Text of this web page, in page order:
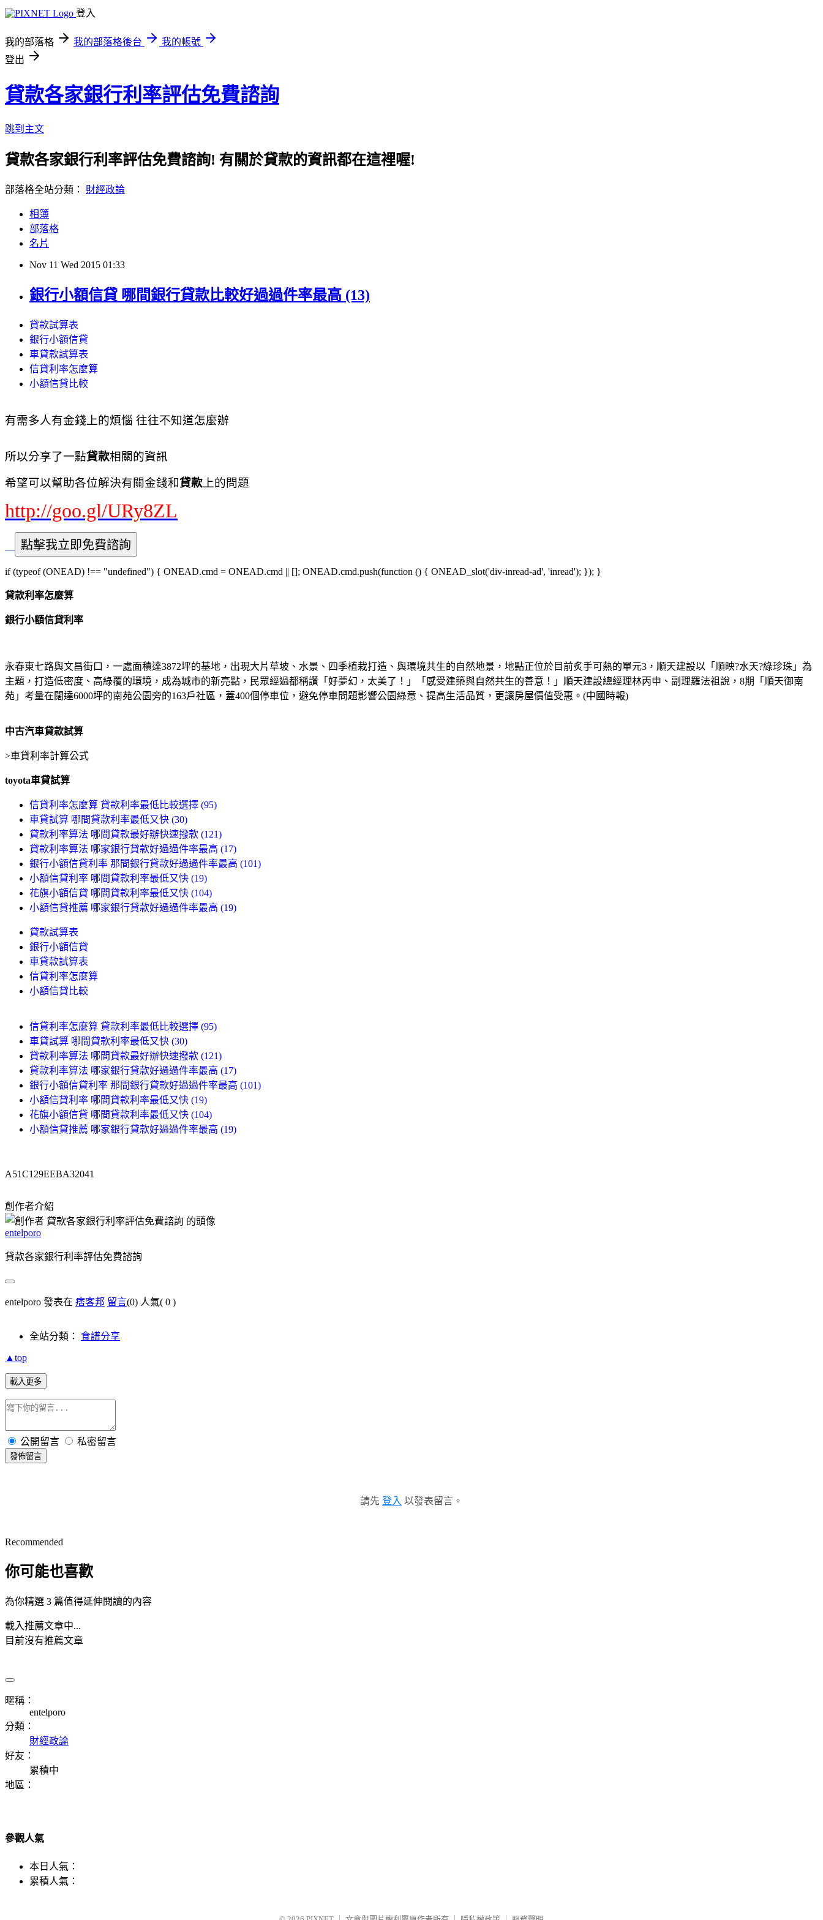
登入
我的部落格 我的部落格後台
我的帳號
登出
貸款各家銀行利率評估免費諮詢
跳到主文
貸款各家銀行利率評估免費諮詢! 有關於貸款的資訊都在這裡喔!
部落格全站分類： 財經政論
相簿
部落格
名片
Nov 11 Wed 2015 01:33
銀行小額信貸 哪間銀行貸款比較好過過件率最高 (13)
貸款試算表
銀行小額信貸
車貸款試算表
信貸利率怎麼算
小額信貸比較
有需多人有金錢上的煩惱 往往不知道怎麼辦
所以分享了一點貸款相關的資訊
希望可以幫助各位解決有關金錢和貸款 上的問題
http://goo.gl/URy8ZL
if (typeof (ONEAD) !== "undefined") { ONEAD.cmd = ONEAD.cmd || []; ONEAD.cmd.push(function () { ONEAD_slot('div-inread-ad', 'inread'); }); }
貸款利率怎麼算
銀行小額信貸利率
永春東七路與文昌街口，一處面積達3872坪的基地，出現大片草坡、水景、四季植栽打造、與環境共生的自然地景，地點正位於目前炙手可熱的單元3，順天建設以「順映?水天?綠珍珠」為
主題，打造低密度、高綠覆的環境，成為城市的新亮點，民眾經過都稱讚「好夢幻，太美了！」「感受建築與自然共生的善意！」順天建設總經理林丙申、副理羅法祖說，8期「順天御南
苑」考量在闊達6000坪的南苑公園旁的163戶社區，蓋400個停車位，避免停車問題影響公園綠意、提高生活品質，更讓房屋價值受惠。(中國時報)
中古汽車貸款試算
>車貸利率計算公式
toyota車貸試算
信貸利率怎麼算 貸款利率最低比較選擇 (95)
車貸試算 哪間貸款利率最低又快 (30)
貸款利率算法 哪間貸款最好辦快速撥款 (121)
貸款利率算法 哪家銀行貸款好過過件率最高 (17)
銀行小額信貸利率 那間銀行貸款好過過件率最高 (101)
小額信貸利率 哪間貸款利率最低又快 (19)
花旗小額信貸 哪間貸款利率最低又快 (104)
小額信貸推薦 哪家銀行貸款好過過件率最高 (19)
貸款試算表
銀行小額信貸
車貸款試算表
信貸利率怎麼算
小額信貸比較
信貸利率怎麼算 貸款利率最低比較選擇 (95)
車貸試算 哪間貸款利率最低又快 (30)
貸款利率算法 哪間貸款最好辦快速撥款 (121)
貸款利率算法 哪家銀行貸款好過過件率最高 (17)
銀行小額信貸利率 那間銀行貸款好過過件率最高 (101)
小額信貸利率 哪間貸款利率最低又快 (19)
花旗小額信貸 哪間貸款利率最低又快 (104)
小額信貸推薦 哪家銀行貸款好過過件率最高 (19)
A51C129EEBA32041
創作者介紹
entelporo
貸款各家銀行利率評估免費諮詢
entelporo 發表在 痞客邦 留言(0) 人氣( 0 )
全站分類： 食譜分享
▲top
載入更多
公開留言 私密留言
發佈留言
請先 登入 以發表留言。
Recommended
你可能也喜歡
為你精選 3 篇值得延伸閱讀的內容
載入推薦文章中...
目前沒有推薦文章
暱稱：
entelporo
分類：
財經政論
好友：
累積中
地區：
參觀人氣
本日人氣：
累積人氣：